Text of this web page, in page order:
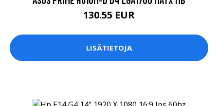
130.55 EUR
LISÄTIETOJA